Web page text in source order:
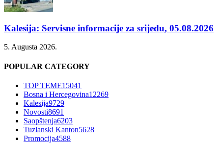
Kalesija: Servisne informacije za srijedu, 05.08.2026
5. Augusta 2026.
POPULAR CATEGORY
TOP TEME15041
Bosna i Hercegovina12269
Kalesija9729
Novosti8691
Saopštenja6203
Tuzlanski Kanton5628
Promocija4588